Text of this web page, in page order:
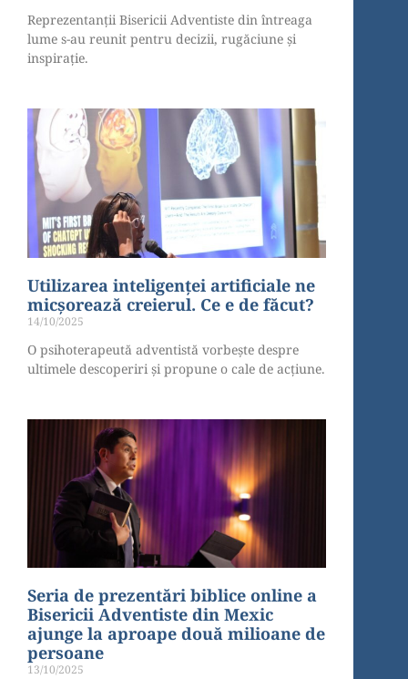
Reprezentanții Bisericii Adventiste din întreaga
lume s-au reunit pentru decizii, rugăciune și
inspirație.
Utilizarea inteligenței artificiale ne
micșorează creierul. Ce e de făcut?
14/10/2025
O psihoterapeută adventistă vorbește despre
ultimele descoperiri și propune o cale de acțiune.
Seria de prezentări biblice online a
Bisericii Adventiste din Mexic
ajunge la aproape două milioane de
persoane
13/10/2025